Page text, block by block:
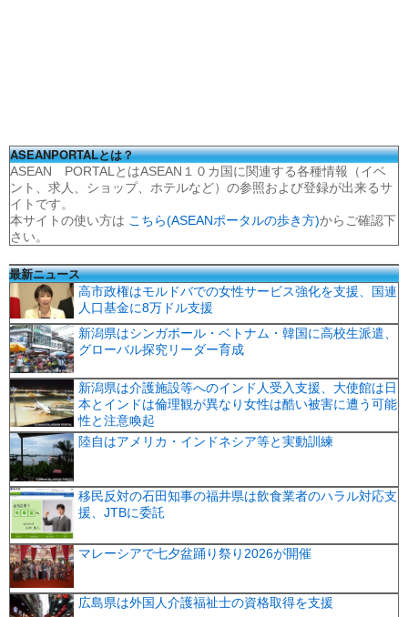
ASEANPORTALとは？
ASEAN PORTALとはASEAN１０カ国に関連する各種情報（イベ
ント、求人、ショップ、ホテルなど）の参照および登録が出来るサ
イトです。
本サイトの使い方は こちら(ASEANポータルの歩き方)からご確認下
さい。
最新ニュース
高市政権はモルドバでの女性サービス強化を支援、国連
人口基金に8万ドル支援
新潟県はシンガポール・ベトナム・韓国に高校生派遣、
グローバル探究リーダー育成
新潟県は介護施設等へのインド人受入支援、大使館は日
本とインドは倫理観が異なり女性は酷い被害に遭う可能
性と注意喚起
陸自はアメリカ・インドネシア等と実動訓練
移民反対の石田知事の福井県は飲食業者のハラル対応支
援、JTBに委託
マレーシアで七夕盆踊り祭り2026が開催
広島県は外国人介護福祉士の資格取得を支援